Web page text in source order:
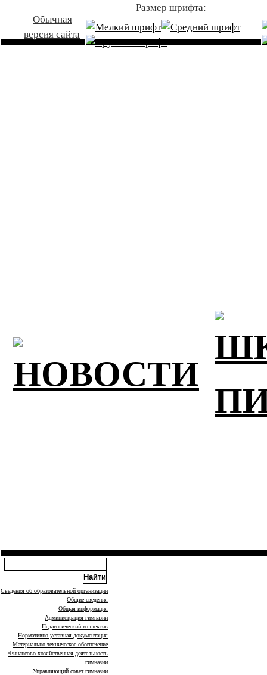
Обычная
версия сайта
Размер шрифта:
Сведения об образовательной организации
Общие сведения
Общая информация
Администрация гимназии
Педагогический коллектив
Нормативно-уставная документация
Материально-техническое обеспечение
Финансово-хозяйственная деятельность
гимназии
Управляющий совет гимназии